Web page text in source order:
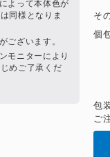
よって本体色が
同様となりま
ございます。
モニターにより
めご了承くだ
そ
個
包
ご